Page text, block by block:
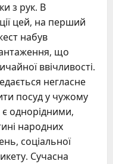
з рук. В
цей, на перший
набув
що
ввічливості.
негласне
посуд у чужому
однорідними,
народних
соціальної
Сучасна